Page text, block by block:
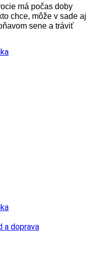
a doprava
má počas doby
chce, môže v sade aj
sene a tráviť